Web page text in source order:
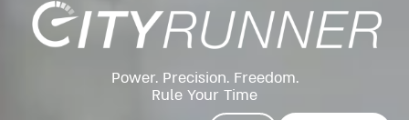
Power. Precision. Freedom.
Rule Your Time